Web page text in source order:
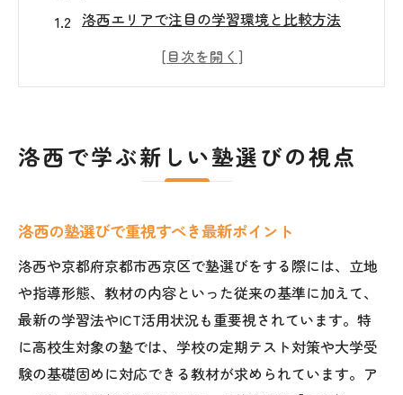
洛西エリアで注目の学習環境と比較方法
洛西進学教室の特徴と他塾との違いを解説
洛西で進化するAI教材の活用法と効果
洛西の塾におけるAI学習のメリットと課題
AI教材で実現する洛西高校生の基礎固め戦
略
洛西で注目されるサブスク型教材の使い方
進学実績で選ぶ洛西の学習法探究
洛西の塾が持つ進学実績とその信頼性につ
洛西で学ぶ新しい塾選びの視点
洛西の塾選びで重視すべき最新ポイント
洛西や京都府京都市西京区で塾選びをする際には、立地
や指導形態、教材の内容といった従来の基準に加えて、
最新の学習法やICT活用状況も重要視されています。特
に高校生対象の塾では、学校の定期テスト対策や大学受
験の基礎固めに対応できる教材が求められています。ア